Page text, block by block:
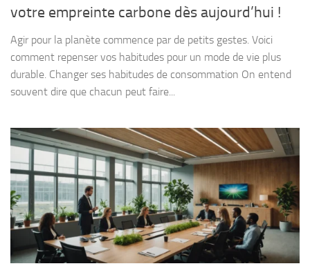
votre empreinte carbone dès aujourd’hui !
Agir pour la planète commence par de petits gestes. Voici
comment repenser vos habitudes pour un mode de vie plus
durable. Changer ses habitudes de consommation On entend
souvent dire que chacun peut faire...